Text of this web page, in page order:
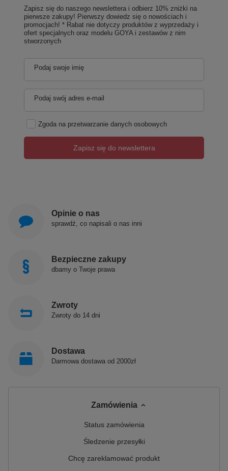
Zapisz się do naszego newslettera i odbierz 10% zniżki na
pierwsze zakupy! Pierwszy dowiedz się o nowościach i
promocjach! * Rabat nie dotyczy produktów z wyprzedaży i
ofert specjalnych oraz modelu GOYA i zestawów z nim
stworzonych
Podaj swoje imię
Podaj swój adres e-mail
Zgoda na przetwarzanie danych osobowych
Zapisz się do newslettera
Opinie o nas
sprawdź, co napisali o nas inni
Bezpieczne zakupy
dbamy o Twoje prawa
Zwroty
Zwroty do 14 dni
Dostawa
Darmowa dostawa od 2000zł
Zamówienia
Status zamówienia
Śledzenie przesyłki
Chcę zareklamować produkt